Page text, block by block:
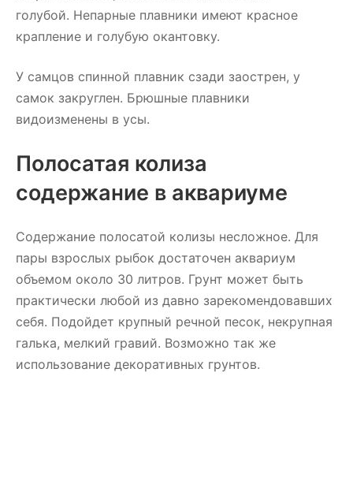
голубой. Непарные плавники имеют красное
крапление и голубую окантовку.
У самцов спинной плавник сзади заострен, у
самок закруглен. Брюшные плавники
видоизменены в усы.
Полосатая колиза
содержание в аквариуме
Содержание полосатой колизы несложное. Для
пары взрослых рыбок достаточен аквариум
объемом около 30 литров. Грунт может быть
практически любой из давно зарекомендовавших
себя. Подойдет крупный речной песок, некрупная
галька, мелкий гравий. Возможно так же
использование декоративных грунтов.